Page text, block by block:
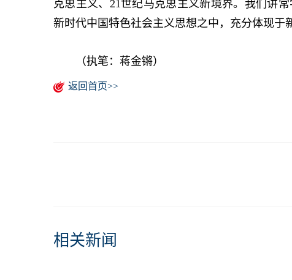
克思主义、21世纪马克思主义新境界。我们讲
新时代中国特色社会主义思想之中，充分体现于
（执笔：蒋金锵）
返回首页>>
相关新闻